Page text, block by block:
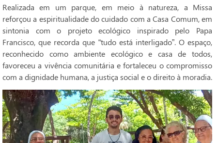
Realizada em um parque, em meio à natureza, a Missa
reforçou a espiritualidade do cuidado com a Casa Comum, em
sintonia com o projeto ecológico inspirado pelo Papa
Francisco, que recorda que “tudo está interligado”. O espaço,
reconhecido como ambiente ecológico e casa de todos,
favoreceu a vivência comunitária e fortaleceu o compromisso
com a dignidade humana, a justiça social e o direito à moradia.